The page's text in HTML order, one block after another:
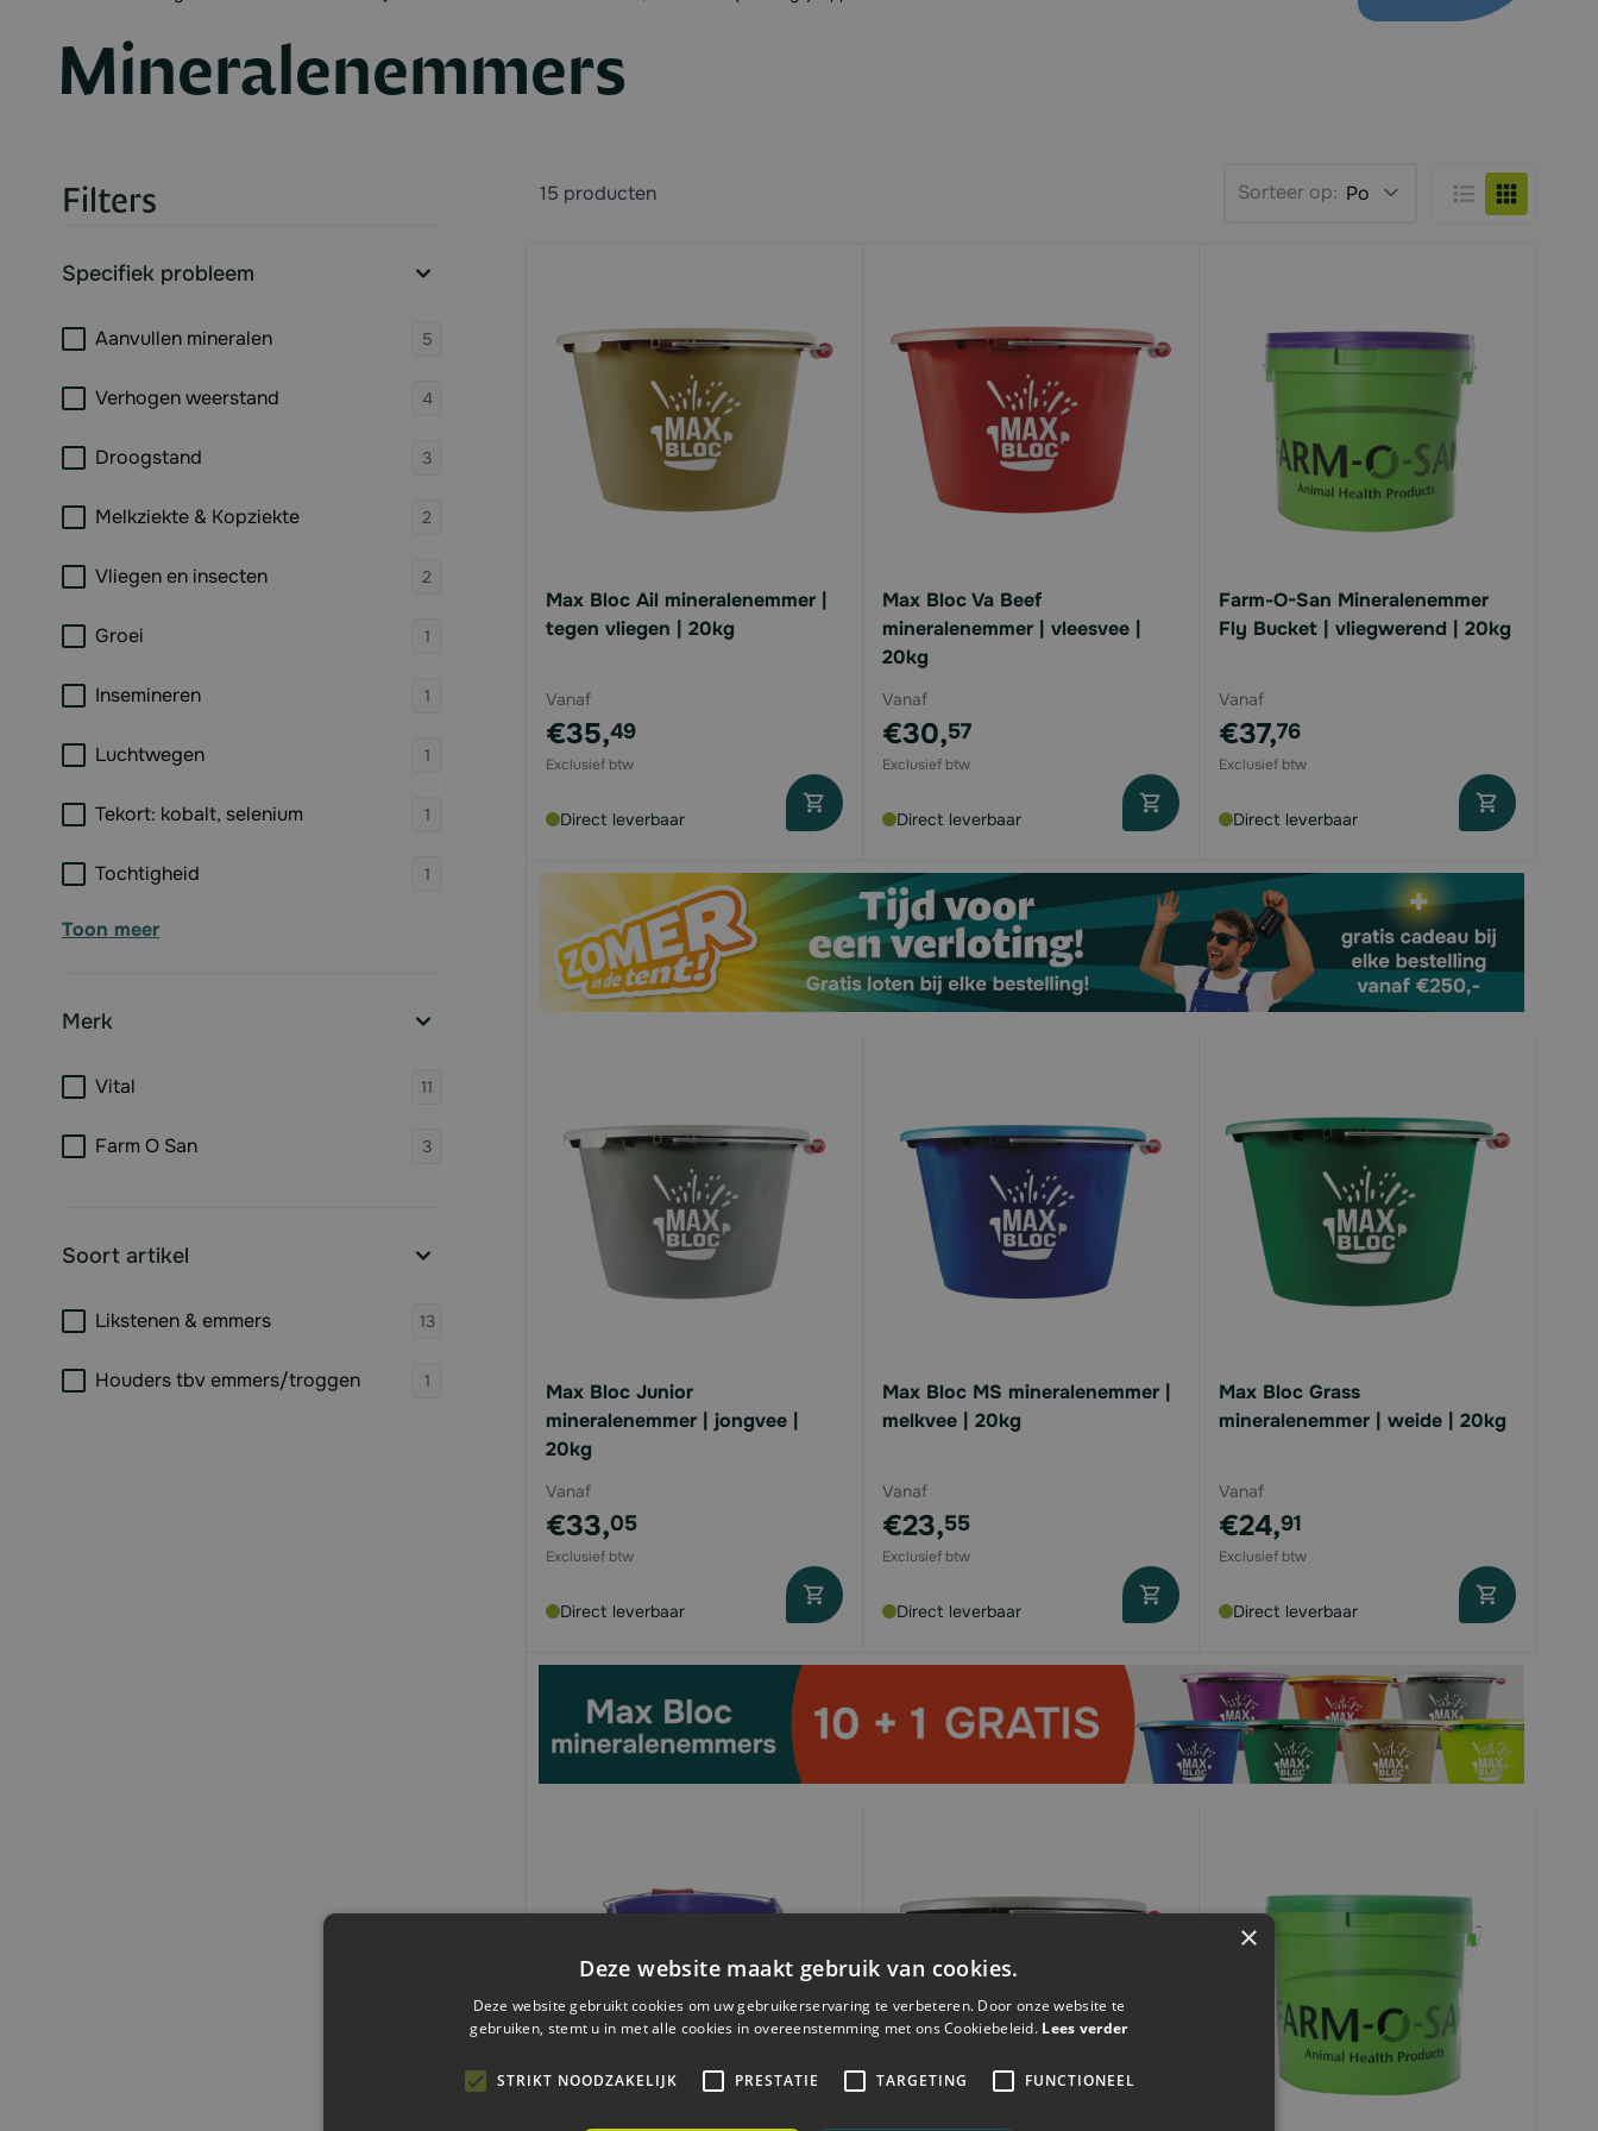
Mineralenemmers
Filters
Specifiek probleem
Aanvullen mineralen 5 products available
Verhogen weerstand 4 products available
Droogstand 3 products available
Melkziekte & Kopziekte 2
Vliegen en insecten 2
Groei 1 products available
Insemineren 1 products available
Luchtwegen 1 products available
Tekort: kobalt, selenium 1 products available
Tochtigheid 1 products available
Toon meer
Merk
Vital 11
Farm O San 3 products available
Soort artikel
Likstenen & emmers 13
Houders tbv emmers/troggen 1
15 producten Sorteer op: Foto-tabel
Lijst
Max Bloc Ail mineralenemmer |
tegen vliegen | 20kg
Vanaf
€35,49
Direct leverbaar
Max Bloc Va Beef
mineralenemmer | vleesvee |
20kg
Vanaf
€30,57
Direct leverbaar
Farm-O-San Mineralenemmer
Fly Bucket | vliegwerend | 20kg
Vanaf
€37,76
Direct leverbaar
Max Bloc Junior
mineralenemmer | jongvee |
20kg
Vanaf
€33,05
Direct leverbaar
Max Bloc MS mineralenemmer |
melkvee | 20kg
Vanaf
€23,55
Direct leverbaar
Max Bloc Grass
mineralenemmer | weide | 20kg
Vanaf
€24,91
Direct leverbaar
×
Deze website maakt gebruik van cookies.
Deze website gebruikt cookies om uw gebruikerservaring te verbeteren. Door onze website te
gebruiken, stemt u in met alle cookies in overeenstemming met ons Cookiebeleid. Lees verder
STRIKT NOODZAKELIJK PRESTATIE TARGETING FUNCTIONEEL